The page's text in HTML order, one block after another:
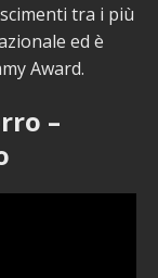
tra i più
ed è
Award.
–